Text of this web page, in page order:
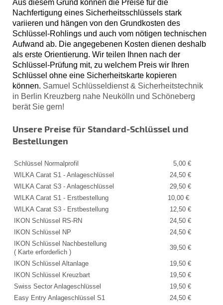
Aus diesem Grund können die Preise für die
Nachfertigung eines Sicherheitsschlüssels stark
variieren und hängen von den Grundkosten des
Schlüssel-Rohlings und auch vom nötigen technischen
Aufwand ab. Die angegebenen Kosten dienen deshalb
als erste Orientierung. Wir teilen Ihnen nach der
Schlüssel-Prüfung mit, zu welchem Preis wir Ihren
Schlüssel ohne eine Sicherheitskarte kopieren
können. Samuel Schlüsseldienst & Sicherheitstechnik
in Berlin Kreuzberg nahe Neukölln und Schöneberg
berät Sie gern!
Unsere Preise für Standard-Schlüssel und
Bestellungen
Schlüssel Normalprofil
5,00 €
WILKA Carat S1 - Anlageschlüssel
24,50 €
WILKA Carat S3 - Anlageschlüssel
29,50 €
WILKA Carat S1 - Erstbestellung
10,00 €
WILKA Carat S3 - Erstbestellung
12,50 €
IKON Schlüssel RS-RN
24,50 €
IKON Schlüssel NP
24,50 €
IKON Schlüssel Nachbestellung
( Karte erforderlich )
39,50 €
IKON Schlüssel Altanlage
19,50 €
IKON Schlüssel Kreuzbart
19,50 €
Swiss Sector Anlageschlüssel
19,50 €
Easy Entry Anlageschlüssel S1
24,50 €